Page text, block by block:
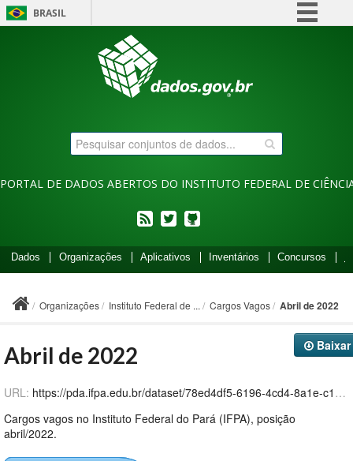
BRASIL
Participe
Legislação
PORTAL DE DADOS ABERTOS DO INSTITUTO FEDERAL DE
feed twitterCódigos
fonte
de
do
Dados Organizações Aplicativos Inventários Concursos
Organizações Instituto Federal de ... Cargos Vagos Abril de 2022
Baixar
Abril de 2022
URL: https://pda.ifpa.edu.br/dataset/78ed4df5-6196-4cd4-8a1e-c12c7ddb3b63/resource/5e3bef60-8f08-413e-8a3f-ef57995a1964/download/pda_ifpa_distocupvagas-202204.csv
Cargos vagos no Instituto Federal do Pará (IFPA), posição
abril/2022.